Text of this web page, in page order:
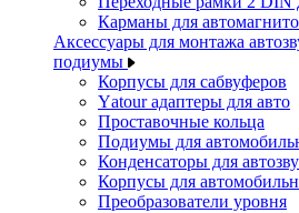
Карманы для
Аксессуары для монтажа
подиумы
Корпусы для сабвуферов
Yаtour адаптеры для авто
Проставочные кольца
Подиумы для
Конденсаторы для
Корпусы для
Преобразователи уровня